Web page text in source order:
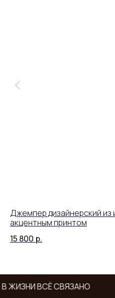
Джемпер дизайнерский из
акцентным принтом
15 800 р.
ЖИЗНИ ВСЁ СВЯЗАНО